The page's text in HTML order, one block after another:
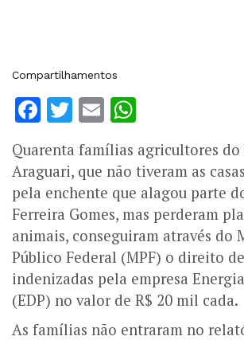
Compartilhamentos
Facebook
Twitter
Email
Quarenta famílias agricultores do
Araguari, que não tiveram as
pela enchente que alagou parte
Ferreira Gomes, mas perderam
animais, conseguiram através do
Público Federal (MPF) o direito
indenizadas pela empresa
(EDP) no valor de R$ 20 mil cada.
As famílias não entraram no